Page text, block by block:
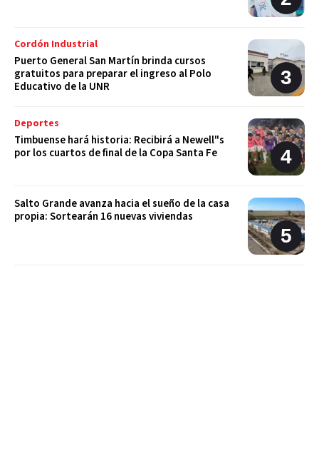
Cordón Industrial
Puerto General San Martín brinda cursos
gratuitos para preparar el ingreso al Polo
Educativo de la UNR
Deportes
Timbuense hará historia: Recibirá a Newell"s
por los cuartos de final de la Copa Santa Fe
Salto Grande avanza hacia el sueño de la casa
propia: Sortearán 16 nuevas viviendas